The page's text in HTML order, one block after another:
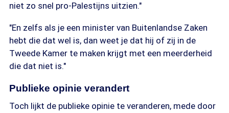
niet zo snel pro-Palestijns uitzien."
"En zelfs als je een minister van Buitenlandse Zaken
hebt die dat wel is, dan weet je dat hij of zij in de
Tweede Kamer te maken krijgt met een meerderheid
die dat niet is."
Publieke opinie verandert
Toch lijkt de publieke opinie te veranderen, mede door